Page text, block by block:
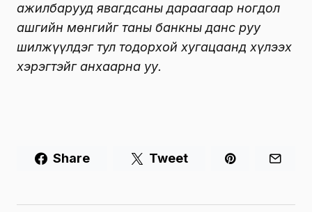
ажилбарууд явагдсаны дараагаар ногдол
ашгийн мөнгийг таны банкны данс руу
шилжүүлдэг тул тодорхой хугацаанд хүлээх
хэрэгтэйг анхаарна уу.
Share Tweet